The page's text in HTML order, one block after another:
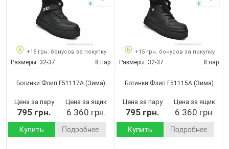
+15 грн. бонусов за покупку
Размеры: 32-37 8 пар
Ботинки Флип F51117A(Зима)
Цена за пару
795 грн.
Цена за ящик
6 360 грн.
Купить Подробнее
+15 грн. бонусов за покупку
Размеры: 32-37 8 пар
Ботинки Флип F51115A(Зима)
Цена за пару
795 грн.
Цена за ящик
6 360 грн.
Купить Подробнее